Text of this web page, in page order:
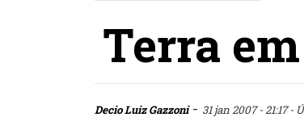
Terra
Decio Luiz Gazzoni- 31 jan 2007 - 21:17-